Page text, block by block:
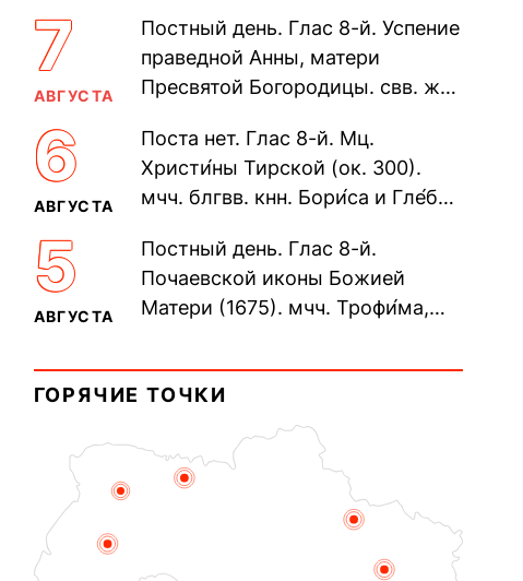
7
АВГУСТА
Постный день. Глас 8-й. Успение
праведной Анны, матери
Пресвятой Богородицы. свв. жен
прп. Евпракси́и девы,...
6
АВГУСТА
Поста нет. Глас 8-й. Мц.
Христи́ны Тирской (ок. 300).
мчч. блгвв. кнн. Бори́са и Гле́ба,
Дави́да (1015). Прп....
5
АВГУСТА
Постный день. Глас 8-й.
Почаевской иконы Божией
Матери (1675). мчч. Трофи́ма,
мучеников (284–305). прав.
воина Фео́дора...
ГОРЯЧИЕ ТОЧКИ